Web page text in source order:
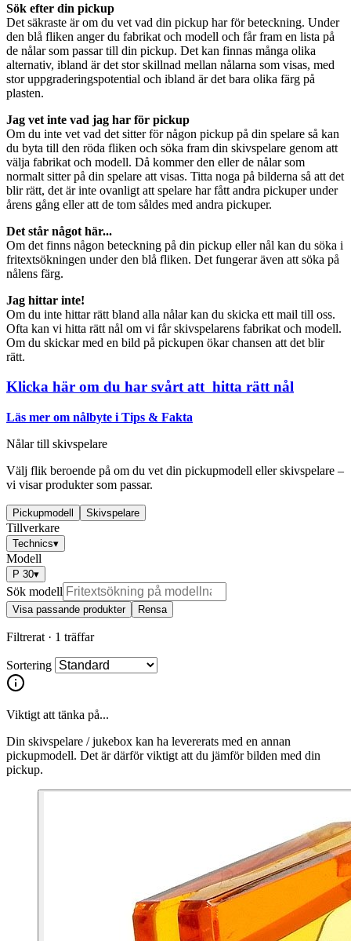
Sök efter din pickup
Det säkraste är om du vet vad din pickup har för beteckning. Under
den blå fliken anger du fabrikat och modell och får fram en lista på
de nålar som passar till din pickup. Det kan finnas många olika
alternativ, ibland är det stor skillnad mellan nålarna som visas, med
stor uppgraderingspotential och ibland är det bara olika färg på
plasten.
Jag vet inte vad jag har för pickup
Om du inte vet vad det sitter för någon pickup på din spelare så kan
du byta till den röda fliken och söka fram din skivspelare genom att
välja fabrikat och modell. Då kommer den eller de nålar som
normalt sitter på din spelare att visas. Titta noga på bilderna så att det
blir rätt, det är inte ovanligt att spelare har fått andra pickuper under
årens gång eller att de tom såldes med andra pickuper.
Det står något här...
Om det finns någon beteckning på din pickup eller nål kan du söka i
fritextsökningen under den blå fliken. Det fungerar även att söka på
nålens färg.
Jag hittar inte!
Om du inte hittar rätt bland alla nålar kan du skicka ett mail till oss.
Ofta kan vi hitta rätt nål om vi får skivspelarens fabrikat och modell.
Om du skickar med en bild på pickupen ökar chansen att det blir
rätt.
Klicka här om du har svårt att hitta rätt nål
Läs mer om nålbyte i Tips & Fakta
Nålar till skivspelare
Välj flik beroende på om du vet din pickupmodell eller skivspelare –
vi visar produkter som passar.
Pickupmodell Skivspelare
Tillverkare
Technics▾
Modell
P 30▾
Sök modell
Visa passande produkter Rensa
Filtrerat · 1 träffar
Sortering
Viktigt att tänka på...
Din skivspelare / jukebox kan ha levererats med en annan
pickupmodell. Det är därför viktigt att du jämför bilden med din
pickup.